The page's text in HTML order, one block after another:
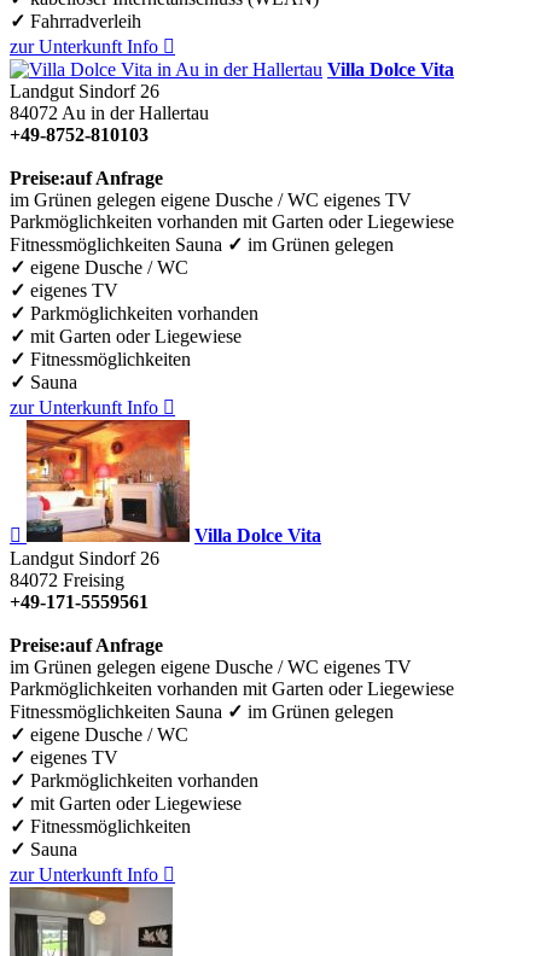
✓ Fahrradverleih
zur Unterkunft Info 
Villa Dolce Vita
Landgut Sindorf 26
84072 Au in der Hallertau
+49-8752-810103
Preise:auf Anfrage
im Grünen gelegen eigene Dusche / WC eigenes TV
Parkmöglichkeiten vorhanden mit Garten oder Liegewiese
Fitnessmöglichkeiten Sauna ✓ im Grünen gelegen
✓ eigene Dusche / WC
✓ eigenes TV
✓ Parkmöglichkeiten vorhanden
✓ mit Garten oder Liegewiese
✓ Fitnessmöglichkeiten
✓ Sauna
zur Unterkunft Info 

Villa Dolce Vita
Landgut Sindorf 26
84072 Freising
+49-171-5559561
Preise:auf Anfrage
im Grünen gelegen eigene Dusche / WC eigenes TV
Parkmöglichkeiten vorhanden mit Garten oder Liegewiese
Fitnessmöglichkeiten Sauna ✓ im Grünen gelegen
✓ eigene Dusche / WC
✓ eigenes TV
✓ Parkmöglichkeiten vorhanden
✓ mit Garten oder Liegewiese
✓ Fitnessmöglichkeiten
✓ Sauna
zur Unterkunft Info 